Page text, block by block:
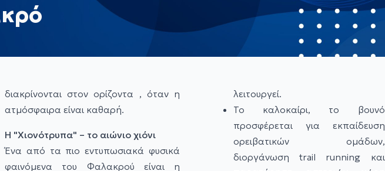
διακρίνονται στον ορίζοντα , όταν η
ατμόσφαιρα είναι καθαρή.
Η "Χιονότρυπα" – το αιώνιο χιόνι
Ένα από τα πιο εντυπωσιακά φυσικά
φαινόμενα του Φαλακρού είναι η
λειτουργεί.
Το καλοκαίρι, το βουνό
προσφέρεται για εκπαίδευση
ορειβατικών ομάδων,
διοργάνωση trail running και